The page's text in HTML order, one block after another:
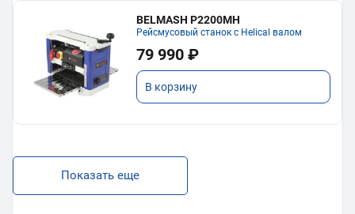
BELMASH P2200MH
Рейсмусовый станок с Helical валом
79 990 ₽
В корзину
Показать еще